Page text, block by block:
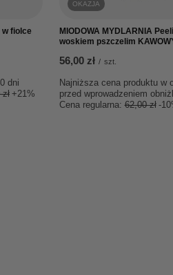
w fiolce
dni
+21%
OKAZJA
MIODOWA MYDLARNIA
woskiem pszczelim
56,00 zł / szt.
Najniższa cena produktu w
przed wprowadzeniem
Cena regularna:62,00 zł -